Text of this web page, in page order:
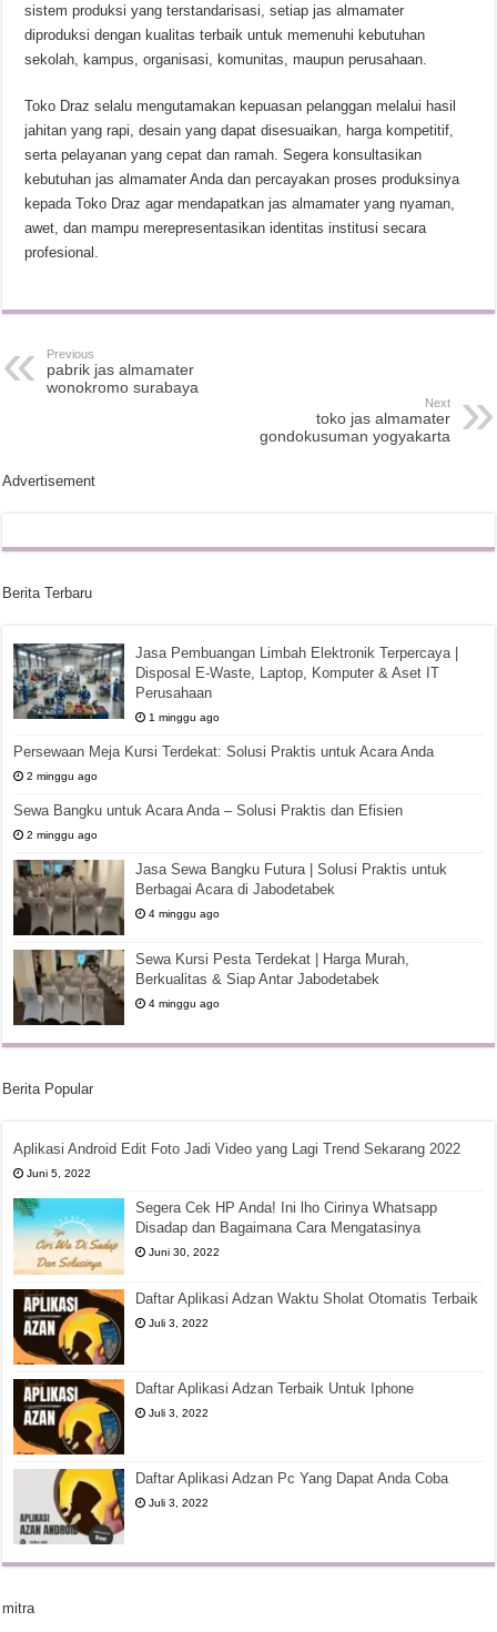
sistem produksi yang terstandarisasi, setiap jas almamater
diproduksi dengan kualitas terbaik untuk memenuhi kebutuhan
sekolah, kampus, organisasi, komunitas, maupun perusahaan.
Toko Draz selalu mengutamakan kepuasan pelanggan melalui hasil
jahitan yang rapi, desain yang dapat disesuaikan, harga kompetitif,
serta pelayanan yang cepat dan ramah. Segera konsultasikan
kebutuhan jas almamater Anda dan percayakan proses produksinya
kepada Toko Draz agar mendapatkan jas almamater yang nyaman,
awet, dan mampu merepresentasikan identitas institusi secara
profesional.
Previous
pabrik jas almamater
wonokromo surabaya
Next
toko jas almamater
gondokusuman yogyakarta
Advertisement
Berita Terbaru
Jasa Pembuangan Limbah Elektronik Terpercaya |
Disposal E-Waste, Laptop, Komputer & Aset IT
Perusahaan
1 minggu ago
Persewaan Meja Kursi Terdekat: Solusi Praktis untuk Acara Anda
2 minggu ago
Sewa Bangku untuk Acara Anda – Solusi Praktis dan Efisien
2 minggu ago
Jasa Sewa Bangku Futura | Solusi Praktis untuk
Berbagai Acara di Jabodetabek
4 minggu ago
Sewa Kursi Pesta Terdekat | Harga Murah,
Berkualitas & Siap Antar Jabodetabek
4 minggu ago
Berita Popular
Aplikasi Android Edit Foto Jadi Video yang Lagi Trend Sekarang 2022
Juni 5, 2022
Segera Cek HP Anda! Ini lho Cirinya Whatsapp
Disadap dan Bagaimana Cara Mengatasinya
Juni 30, 2022
Daftar Aplikasi Adzan Waktu Sholat Otomatis Terbaik
Juli 3, 2022
Daftar Aplikasi Adzan Terbaik Untuk Iphone
Juli 3, 2022
Daftar Aplikasi Adzan Pc Yang Dapat Anda Coba
Juli 3, 2022
mitra